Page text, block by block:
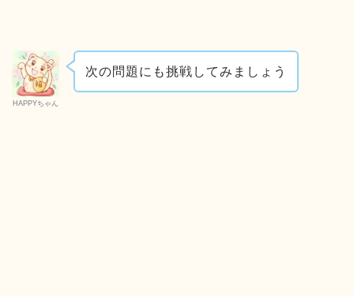
HAPPYちゃん
次の問題にも挑戦してみましょう